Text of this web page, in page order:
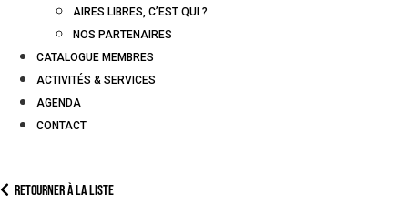
AIRES LIBRES, C’EST QUI ?
NOS PARTENAIRES
CATALOGUE MEMBRES
ACTIVITÉS & SERVICES
AGENDA
CONTACT
Retourner à la liste